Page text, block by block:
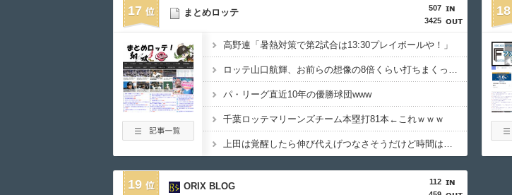
17
507
3425
まとめロッテ
高野連「暑熱対策で第2試合は13:30プレイボールや！」
ロッテ山口航輝、お前らの想像の8倍くらい打ちまくってる
パ・リーグ直近10年の優勝球団www
千葉ロッテマリーンズチーム本塁打81本←これｗｗｗ
上田は覚醒したら伸び代えげつなさそうだけど時間はかかりそう
18
19
112
ORIX BLOG